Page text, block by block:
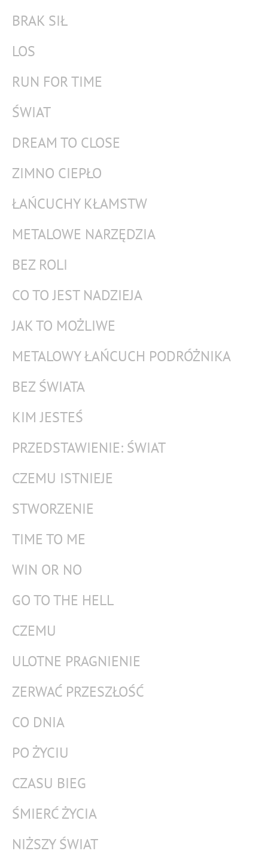
BRAK SIŁ
LOS
RUN FOR TIME
ŚWIAT
DREAM TO CLOSE
ZIMNO CIEPŁO
ŁAŃCUCHY KŁAMSTW
METALOWE NARZĘDZIA
BEZ ROLI
CO TO JEST NADZIEJA
JAK TO MOŻLIWE
METALOWY ŁAŃCUCH PODRÓŻNIKA
BEZ ŚWIATA
KIM JESTEŚ
PRZEDSTAWIENIE: ŚWIAT
CZEMU ISTNIEJE
STWORZENIE
TIME TO ME
WIN OR NO
GO TO THE HELL
CZEMU
ULOTNE PRAGNIENIE
ZERWAĆ PRZESZŁOŚĆ
CO DNIA
PO ŻYCIU
CZASU BIEG
ŚMIERĆ ŻYCIA
NIŻSZY ŚWIAT